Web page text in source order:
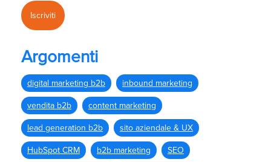
Argomenti
digital marketing b2b inbound marketing
vendita b2b content marketing
lead generation b2b sito aziendale & UX
HubSpot CRM b2b marketing SEO